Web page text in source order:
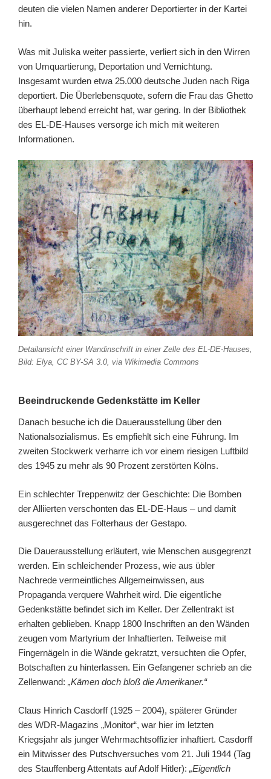
deuten die vielen Namen anderer Deportierter in der Kartei
hin.
Was mit Juliska weiter passierte, verliert sich in den Wirren
von Umquartierung, Deportation und Vernichtung.
Insgesamt wurden etwa 25.000 deutsche Juden nach Riga
deportiert. Die Überlebensquote, sofern die Frau das Ghetto
überhaupt lebend erreicht hat, war gering. In der Bibliothek
des EL-DE-Hauses versorge ich mich mit weiteren
Informationen.
Detailansicht einer Wandinschrift in einer Zelle des EL-DE-Hauses,
Bild: Elya, CC BY-SA 3.0, via Wikimedia Commons
Beeindruckende Gedenkstätte im Keller
Danach besuche ich die Dauerausstellung über den
Nationalsozialismus. Es empfiehlt sich eine Führung. Im
zweiten Stockwerk verharre ich vor einem riesigen Luftbild
des 1945 zu mehr als 90 Prozent zerstörten Kölns.
Ein schlechter Treppenwitz der Geschichte: Die Bomben
der Alliierten verschonten das EL-DE-Haus – und damit
ausgerechnet das Folterhaus der Gestapo.
Die Dauerausstellung erläutert, wie Menschen ausgegrenzt
werden. Ein schleichender Prozess, wie aus übler
Nachrede vermeintliches Allgemeinwissen, aus
Propaganda verquere Wahrheit wird. Die eigentliche
Gedenkstätte befindet sich im Keller. Der Zellentrakt ist
erhalten geblieben. Knapp 1800 Inschriften an den Wänden
zeugen vom Martyrium der Inhaftierten. Teilweise mit
Fingernägeln in die Wände gekratzt, versuchten die Opfer,
Botschaften zu hinterlassen. Ein Gefangener schrieb an die
Zellenwand: „Kämen doch bloß die Amerikaner.“
Claus Hinrich Casdorff (1925 – 2004), späterer Gründer
des WDR-Magazins „Monitor“, war hier im letzten
Kriegsjahr als junger Wehrmachtsoffizier inhaftiert. Casdorff
ein Mitwisser des Putschversuches vom 21. Juli 1944 (Tag
des Stauffenberg Attentats auf Adolf Hitler): „Eigentlich